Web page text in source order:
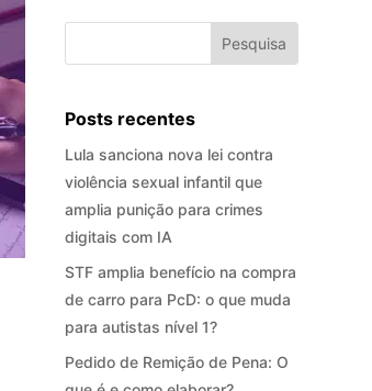
Posts recentes
Lula sanciona nova lei contra
violência sexual infantil que
amplia punição para crimes
digitais com IA
STF amplia benefício na compra
de carro para PcD: o que muda
para autistas nível 1?
Pedido de Remição de Pena: O